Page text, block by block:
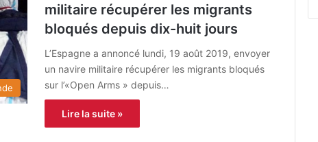
militaire récupérer les migrants
bloqués depuis dix-huit jours
L’Espagne a annoncé lundi, 19 août 2019, envoyer
un navire militaire récupérer les migrants bloqués
sur l’«Open Arms » depuis…
Lire la suite »